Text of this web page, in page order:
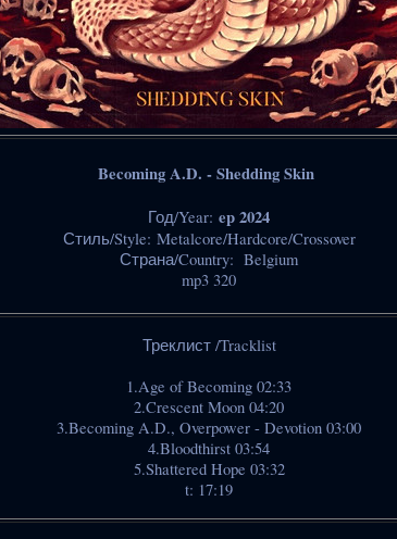
Becoming A.D. - Shedding Skin
Год/Year: ep 2024
Стиль/Style: Metalcore/Hardcore/Crossover
Страна/Country: Belgium
mp3 320
Треклист /Tracklist
1.Age of Becoming 02:33
2.Crescent Moon 04:20
3.Becoming A.D., Overpower - Devotion 03:00
4.Bloodthirst 03:54
5.Shattered Hope 03:32
t: 17:19